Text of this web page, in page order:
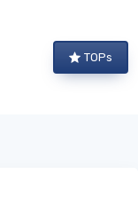
TOPs